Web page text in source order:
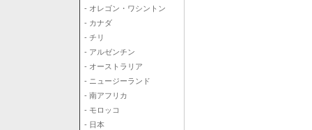
- オレゴン・ワシントン
- カナダ
- チリ
- アルゼンチン
- オーストラリア
- ニュージーランド
- 南アフリカ
- モロッコ
- 日本